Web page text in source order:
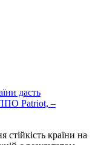
дасть
ППО Patriot, –
країни на